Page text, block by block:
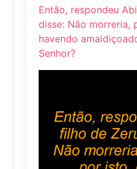
Então, respondeu
disse: Não morreria,
havendo
Senhor?